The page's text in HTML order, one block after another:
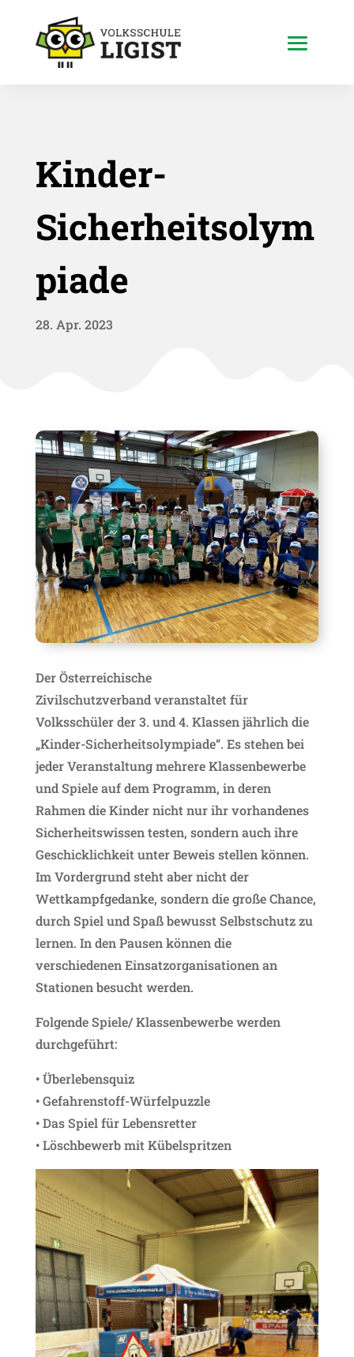
Kinder-
Sicherheitsolym
piade
28. Apr. 2023
DerÖsterreichische
Zivilschutzverbandveranstaltet für
Volksschüler der 3. und 4. Klassen jährlich die
„Kinder-Sicherheitsolympiade“. Es stehen bei
jeder Veranstaltung mehrere Klassenbewerbe
und Spiele auf dem Programm, in deren
Rahmen die Kinder nicht nur ihr vorhandenes
Sicherheitswissen testen, sondern auch ihre
Geschicklichkeit unter Beweis stellen können.
Im Vordergrund steht aber nicht der
Wettkampfgedanke, sondern die große Chance,
durch Spiel und Spaß bewusst Selbstschutz zu
lernen. In den Pausen können die
verschiedenen Einsatzorganisationen an
Stationen besucht werden.
Folgende Spiele/ Klassenbewerbe werden
durchgeführt:
• Überlebensquiz
• Gefahrenstoff-Würfelpuzzle
• Das Spiel für Lebensretter
• Löschbewerb mit Kübelspritzen